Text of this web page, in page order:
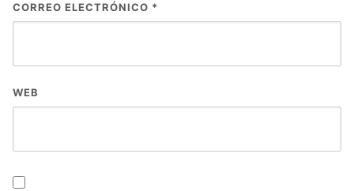
CORREO ELECTRÓNICO *
WEB